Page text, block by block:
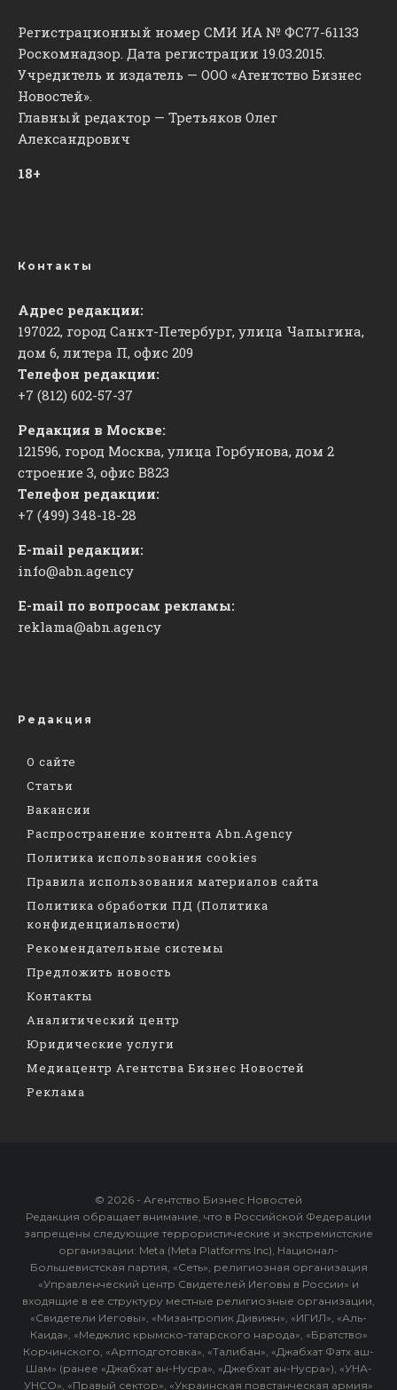
Регистрационный номер СМИ ИА № ФС77-61133
Роскомнадзор. Дата регистрации 19.03.2015.
Учредитель и издатель — ООО «Агентство Бизнес
Новостей».
Главный редактор — Третьяков Олег
Александрович
18+
Контакты
Адрес редакции:
197022, город Санкт-Петербург, улица Чапыгина,
дом 6, литера П, офис 209
Телефон редакции:
+7 (812) 602-57-37
Редакция в Москве:
121596, город Москва, улица Горбунова, дом 2
строение 3, офис ​В823
Телефон редакции:
+7 (499) 348-18-28
E-mail редакции:
info@abn.agency
E-mail по вопросам рекламы:
reklama@abn.agency
Редакция
О сайте
Статьи
Вакансии
Распространение контента Abn.Agency
Политика использования cookies
Правила использования материалов сайта
Политика обработки ПД (Политика
конфиденциальности)
Рекомендательные системы
Предложить новость
Контакты
Аналитический центр
Юридические услуги
Медиацентр Агентства Бизнес Новостей
Реклама
© 2026 - Агентство Бизнес Новостей
Редакция обращает внимание, что в Российской Федерации
запрещены следующие террористические и экстремистские
организации: Meta (Meta Platforms Inc), Национал-
Большевистская партия, «Сеть», религиозная организация
«Управленческий центр Свидетелей Иеговы в России» и
входящие в ее структуру местные религиозные организации,
«Свидетели Иеговы», «Мизантропик Дивижн», «ИГИЛ», «Аль-
Каида», «Меджлис крымско-татарского народа», «Братство»
Корчинского, «Артподготовка», «Талибан», «Джабхат Фатх аш-
Шам» (ранее «Джабхат ан-Нусра», «Джебхат ан-Нусра»), «УНА-
УНСО», «Правый сектор», «Украинская повстанческая армия»